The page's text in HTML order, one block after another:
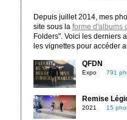
Depuis juillet 2014, mes
site sous la forme d'albums
Folders". Voici les derniers
les vignettes pour accéder
QFDN
Expo 791
Remise
2021 15